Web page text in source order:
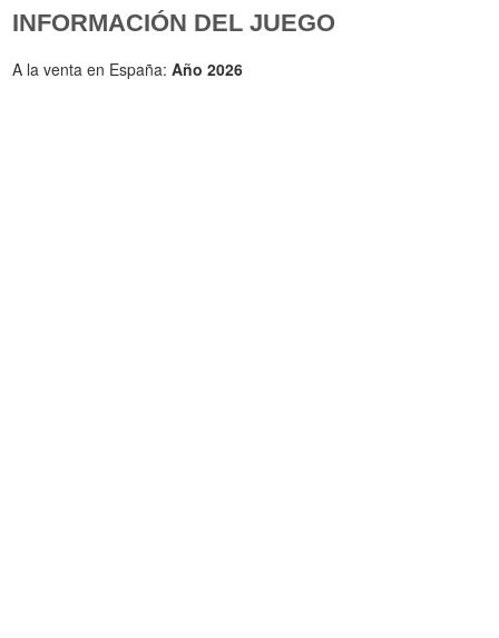
INFORMACIÓN DEL JUEGO
A la venta en España:Año 2026